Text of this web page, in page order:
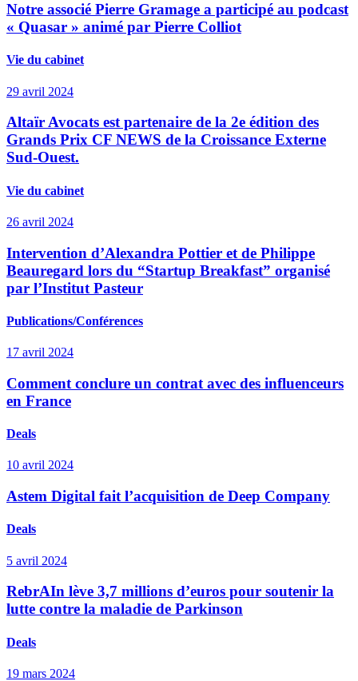
Notre associé Pierre Gramage a participé au podcast
« Quasar » animé par Pierre Colliot
Vie du cabinet
29 avril 2024
Altaïr Avocats est partenaire de la 2e édition des
Grands Prix CF NEWS de la Croissance Externe
Sud-Ouest.
Vie du cabinet
26 avril 2024
Intervention d’Alexandra Pottier et de Philippe
Beauregard lors du “Startup Breakfast” organisé
par l’Institut Pasteur
Publications/Conférences
17 avril 2024
Comment conclure un contrat avec des influenceurs
en France
Deals
10 avril 2024
Astem Digital fait l’acquisition de Deep Company
Deals
5 avril 2024
RebrAIn lève 3,7 millions d’euros pour soutenir la
lutte contre la maladie de Parkinson
Deals
19 mars 2024